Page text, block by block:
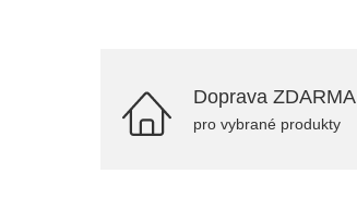
Doprava ZDARMA
pro vybrané produkty